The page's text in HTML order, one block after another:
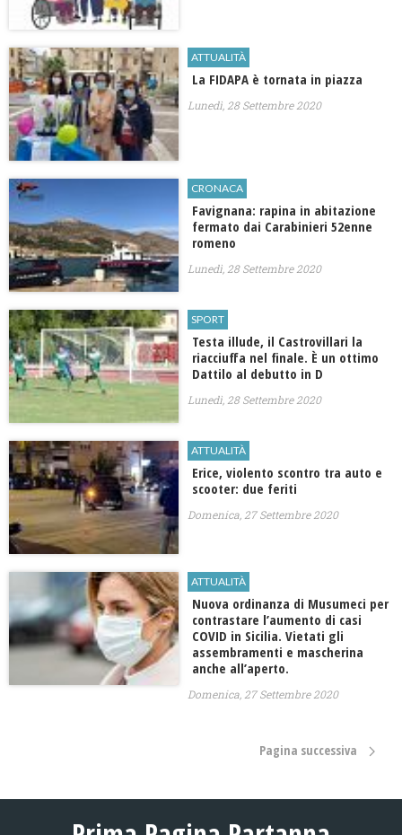
ATTUALITÀ
La FIDAPA è tornata in piazza
Lunedì, 28 Settembre 2020
CRONACA
Favignana: rapina in abitazione
fermato dai Carabinieri 52enne
romeno
Lunedì, 28 Settembre 2020
SPORT
Testa illude, il Castrovillari la
riacciuffa nel finale. È un ottimo
Dattilo al debutto in D
Lunedì, 28 Settembre 2020
ATTUALITÀ
Erice, violento scontro tra auto e
scooter: due feriti
Domenica, 27 Settembre 2020
ATTUALITÀ
Nuova ordinanza di Musumeci per
contrastare l’aumento di casi
COVID in Sicilia. Vietati gli
assembramenti e mascherina
anche all’aperto.
Domenica, 27 Settembre 2020
Pagina successiva